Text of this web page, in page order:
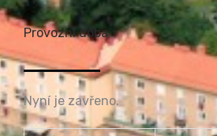
Provozní doba
Nyní je zavřeno.